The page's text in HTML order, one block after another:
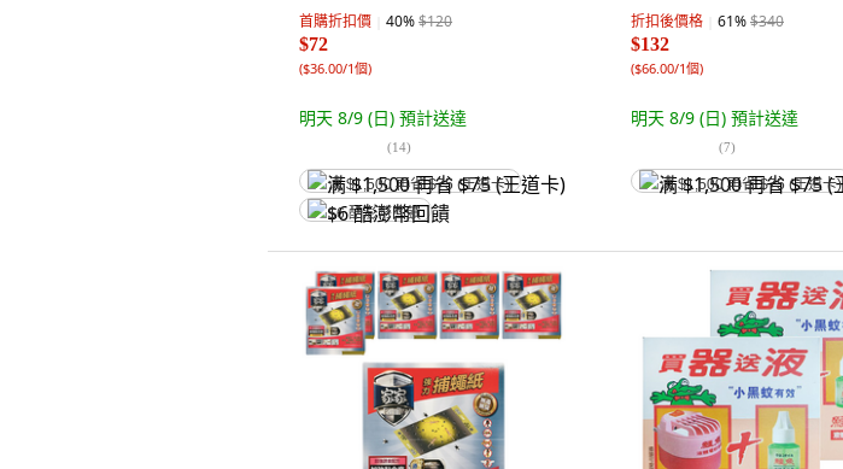
首購折扣價 40%$120
$72
($36.00/1個)
明天 8/9 (日) 預計送達
(14)
满 $1,500 再省 $75 (王道卡)
$6 酷澎幣回饋
折扣後價格 61%$340
$132
($66.00/1個)
明天 8/9 (日) 預計送達
(7)
满 $1,500 再省 $75 (王道卡)